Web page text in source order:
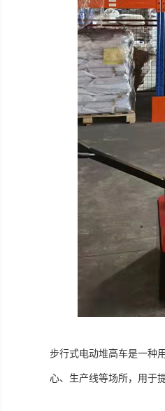
步行式电动堆高车是一种
心、生产线等场所，用于